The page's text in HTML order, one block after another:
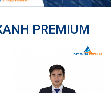
PREMIUM